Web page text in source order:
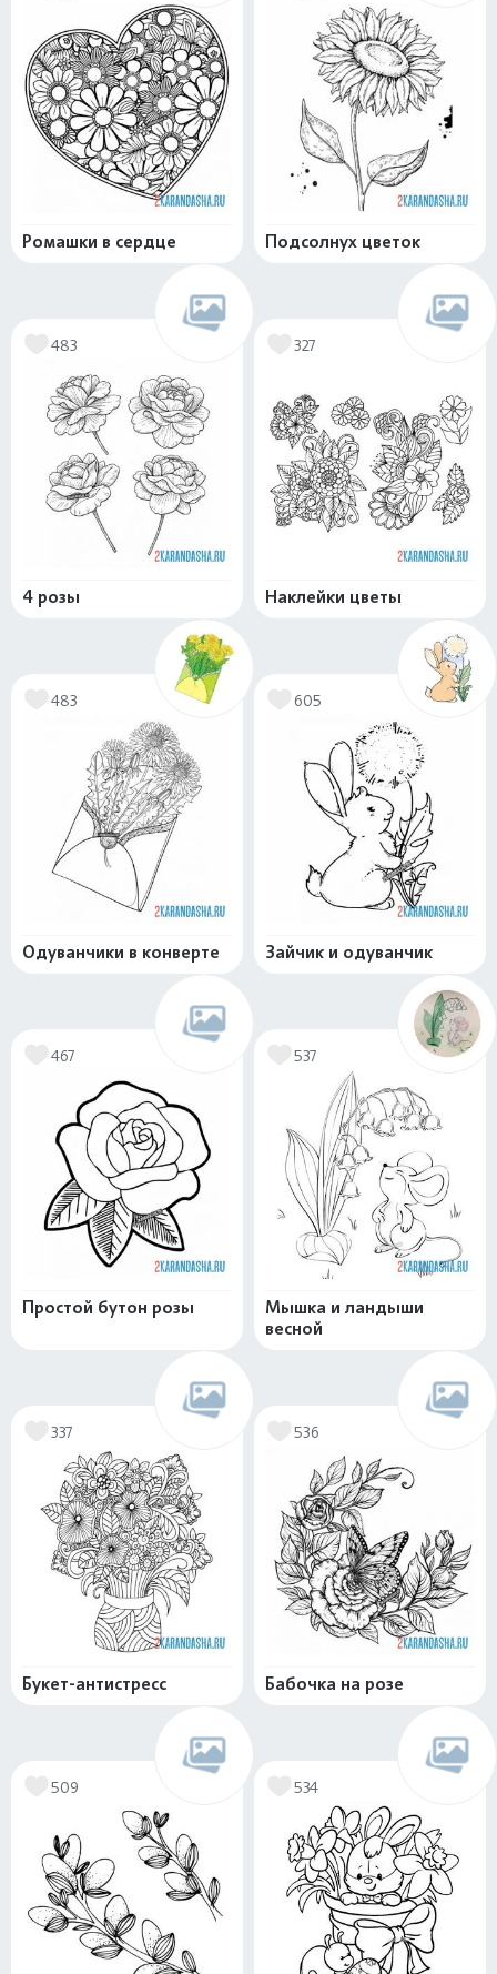
Ромашки в сердце Подсолнух цветок
483
4 розы
327
Наклейки цветы
483
Одуванчики в конверте
605
Зайчик и одуванчик
467
Простой бутон розы
537
Мышка и ландыши
весной
337
Букет-антистресс
536
Бабочка на розе
509 534